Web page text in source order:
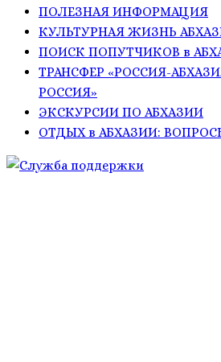
ПОЛЕЗНАЯ ИНФОРМАЦИЯ
КУЛЬТУРНАЯ ЖИЗНЬ
ПОИСК ПОПУТЧИКОВ в
ТРАНСФЕР «РОССИЯ-
РОССИЯ»
ЭКСКУРСИИ ПО АБХАЗИИ
ОТДЫХ в АБХАЗИИ: